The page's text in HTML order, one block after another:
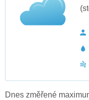
Dnes změřené